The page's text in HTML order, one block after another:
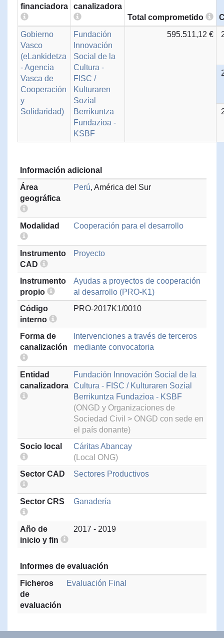
financiadora
canalizadora
Total comprometido
Gobierno
Vasco
(eLankidetza
- Agencia
Vasca de
Cooperación
y
Solidaridad)
Fundación
Innovación
Social de la
Cultura -
FISC /
Kulturaren
Sozial
Berrikuntza
Fundazioa -
KSBF
595.511,12 €
Información adicional
Área
geográfica
Perú, América del Sur
Modalidad Cooperación para el desarrollo
Instrumento
CAD
Proyecto
Instrumento
propio
Ayudas a proyectos de cooperación
al desarrollo (PRO-K1)
Código
interno
PRO-2017K1/0010
Forma de
canalización
Intervenciones a través de terceros
mediante convocatoria
Entidad
canalizadora
Fundación Innovación Social de la
Cultura - FISC / Kulturaren Sozial
Berrikuntza Fundazioa - KSBF
(ONGD y Organizaciones de
Sociedad Civil > ONGD con sede en
el país donante)
Socio local
Cáritas Abancay
(Local ONG)
Sector CAD
Sectores Productivos
Sector CRS Ganadería
Año de
inicio y fin
2017 - 2019
Informes de evaluación
Ficheros
de
evaluación
Evaluación Final